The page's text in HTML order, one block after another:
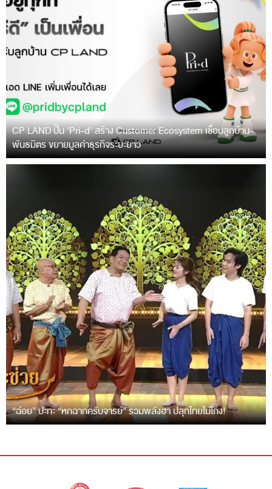
CP LAND ปั้น ‘Pri-d’ สร้าง Customer Ecosystem เชื่อมลูกบ้าน-
พันธมิตร ขยายมูลค่าธุรกิจระยะยาว
“ฉ่อย” ปะทะ “หกฉากครับจารย์” รวมพลังฮา ปลุกไทยไม่โกง!